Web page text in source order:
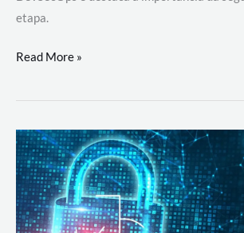
etapa.
DevSecOps
Prática:
Desenvolvimento,
Segurança
e
Operações
Read More »